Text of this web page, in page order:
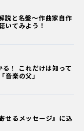
説と名盤～作曲家自作
いてみよう！
！ これだけは知って
音楽の父」
せるメッセージ』に込